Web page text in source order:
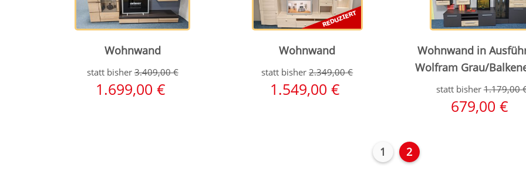
Wohnwand
statt bisher3.409,00€
1.699,00 €
Wohnwand
statt bisher2.349,00€
1.549,00 €
Wohnwand in
Wolfram Grau/
statt bisher1.179,00
679,00 €
1 2